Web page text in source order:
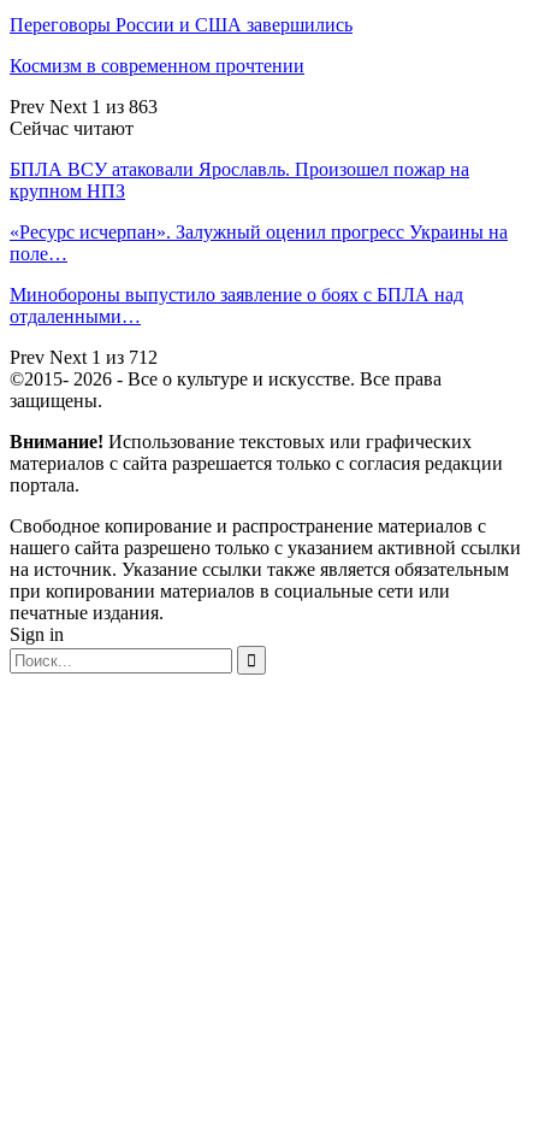
Переговоры России и США завершились
Космизм в современном прочтении
Prev Next 1 из 863
Сейчас читают
БПЛА ВСУ атаковали Ярославль. Произошел пожар на
крупном НПЗ
«Ресурс исчерпан». Залужный оценил прогресс Украины на
поле…
Минобороны выпустило заявление о боях с БПЛА над
отдаленными…
Prev Next 1 из 712
©2015- 2026 - Все о культуре и искусстве. Все права
защищены.
Внимание! Использование текстовых или графических
материалов с сайта разрешается только c согласия редакции
портала.
Свободное копирование и распространение материалов с
нашего сайта разрешено только с указанием активной ссылки
на источник. Указание ссылки также является обязательным
при копировании материалов в социальные сети или
печатные издания.
Sign in